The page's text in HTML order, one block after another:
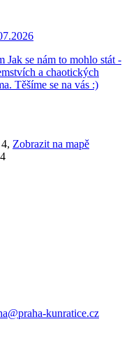
2026
Jak se nám to mohlo stát -
a chaotických
Těšíme se na vás :)
Zobrazit na mapě
kunratice.cz